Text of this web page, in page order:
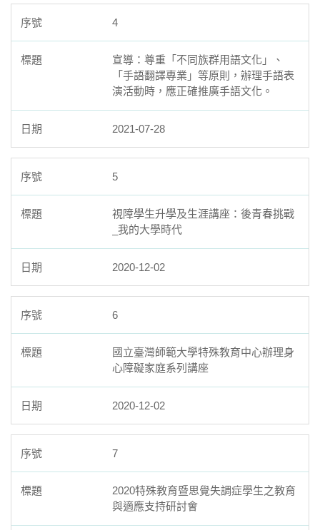
4
宣導：尊重「不同族群用語文化」、
「手語翻譯專業」等原則，辦理手語表
演活動時，應正確推廣手語文化。
2021-07-28
5
視障學生升學及生涯講座：後青春挑戰
_我的大學時代
2020-12-02
6
國立臺灣師範大學特殊教育中心辦理身
心障礙家庭系列講座
2020-12-02
7
2020特殊教育暨思覺失調症學生之教育
與適應支持研討會